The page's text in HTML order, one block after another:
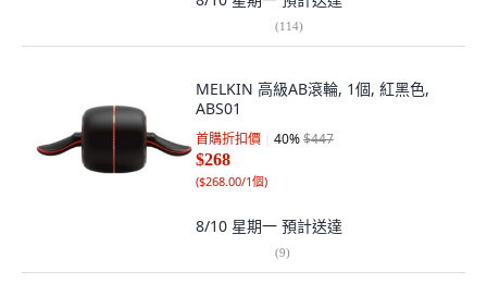
(114)
MELKIN 高級AB滾輪, 1個, 紅黑色,
ABS01
首購折扣價 40%$447
$268
($268.00/1個)
8/10 星期一 預計送達
(9)